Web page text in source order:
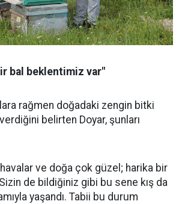
bal beklentimiz var"
rağmen doğadaki zengin bitki
belirten Doyar, şunları
ve doğa çok güzel; harika bir
de bildiğiniz gibi bu sene kış da
yaşandı. Tabii bu durum